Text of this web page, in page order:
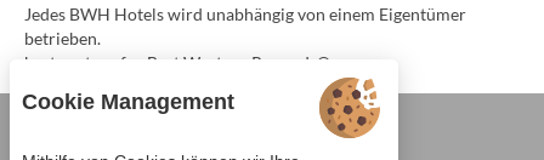
Jedes BWH Hotels wird unabhängig von einem Eigentümer
betrieben.
bestwestern.fr
Best Western Rewards®
Cookie Management